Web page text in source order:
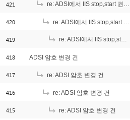
421 re: ADSI에서 IIS stop,start 권한에러는요??
420 re: ADSI에서 IIS stop,start 권한에러는요??
419 re: ADSI에서 IIS stop,start 권한에러는요??
418 ADSI 암호 변경 건
417 re: ADSI 암호 변경 건
416 re: ADSI 암호 변경 건
415 re: ADSI 암호 변경 건